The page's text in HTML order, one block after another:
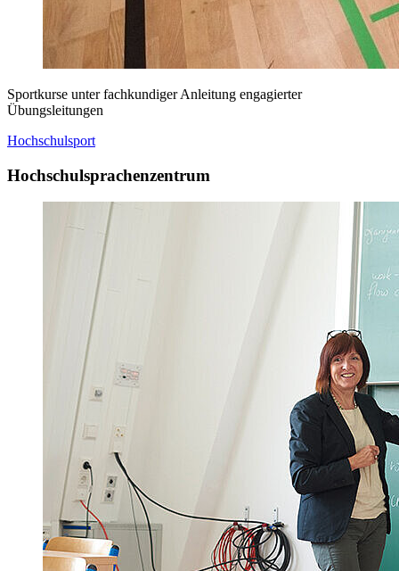
Sportkurse unter fachkundiger Anleitung engagierter
Übungsleitungen
Hochschulsport
Hochschulsprachenzentrum